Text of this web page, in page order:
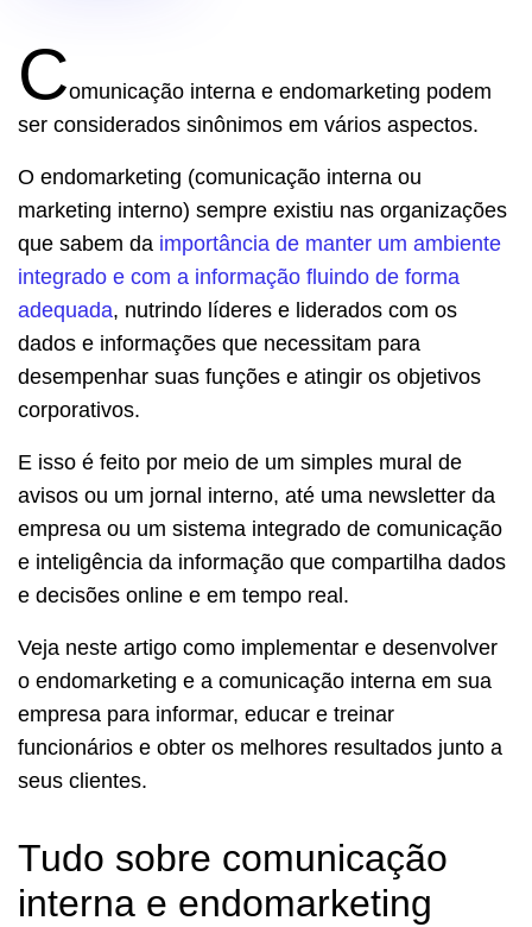
Comunicação interna e endomarketing podem
ser considerados sinônimos em vários aspectos.
O endomarketing (comunicação interna ou
marketing interno) sempre existiu nas organizações
que sabem da importância de manter um ambiente
integrado e com a informação fluindo de forma
adequada, nutrindo líderes e liderados com os
dados e informações que necessitam para
desempenhar suas funções e atingir os objetivos
corporativos.
E isso é feito por meio de um simples mural de
avisos ou um jornal interno, até uma newsletter da
empresa ou um sistema integrado de comunicação
e inteligência da informação que compartilha dados
e decisões online e em tempo real.
Veja neste artigo como implementar e desenvolver
o endomarketing e a comunicação interna em sua
empresa para informar, educar e treinar
funcionários e obter os melhores resultados junto a
seus clientes.
Tudo sobre comunicação
interna e endomarketing